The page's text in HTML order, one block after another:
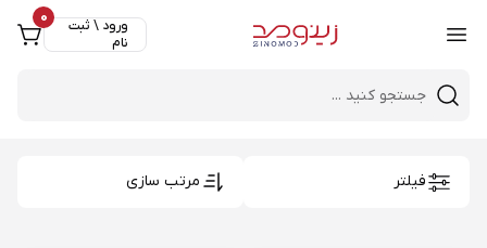
ورود \ ثبت
نام
0
Mobile header search
فیلتر مرتب سازی